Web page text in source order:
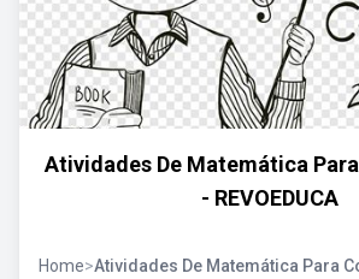
Atividades De Matemática
- REVOEDUCA
Home>Atividades De Matemática Para